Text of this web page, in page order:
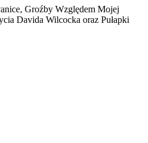
Groźby Względem Mojej
Davida Wilcocka oraz Pułapki